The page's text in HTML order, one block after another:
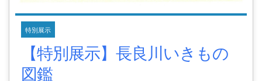
特別展示
【特別展示】長良川いきもの
図鑑